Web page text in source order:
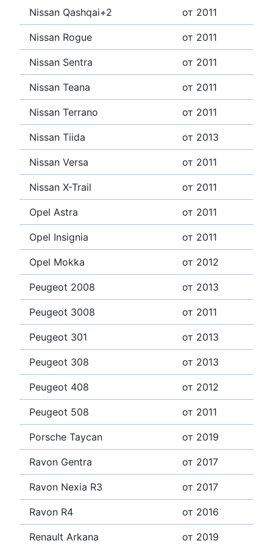
Nissan Qashqai+2 от 2011
Nissan Rogue от 2011
Nissan Sentra от 2011
Nissan Teana от 2011
Nissan Terrano от 2011
Nissan Tiida от 2013
Nissan Versa от 2011
Nissan X-Trail от 2011
Opel Astra от 2011
Opel Insignia от 2011
Opel Mokka от 2012
Peugeot 2008 от 2013
Peugeot 3008 от 2011
Peugeot 301 от 2013
Peugeot 308 от 2013
Peugeot 408 от 2012
Peugeot 508 от 2011
Porsche Taycan от 2019
Ravon Gentra от 2017
Ravon Nexia R3 от 2017
Ravon R4 от 2016
Renault Arkana от 2019